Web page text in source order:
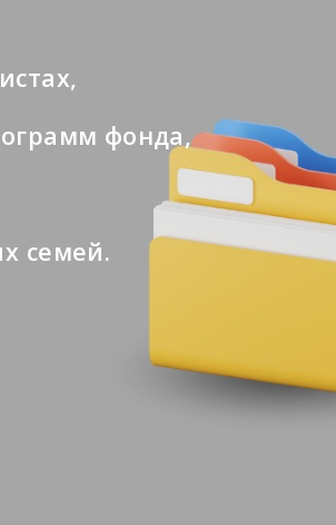
фонда,
семей.